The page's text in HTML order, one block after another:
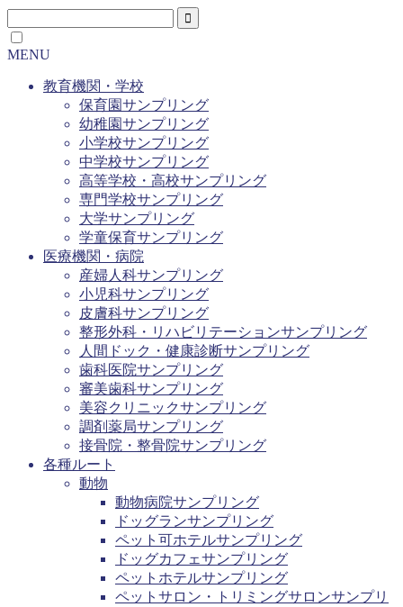
MENU
教育機関・学校
保育園サンプリング
幼稚園サンプリング
小学校サンプリング
中学校サンプリング
高等学校・高校サンプリング
専門学校サンプリング
大学サンプリング
学童保育サンプリング
医療機関・病院
産婦人科サンプリング
小児科サンプリング
皮膚科サンプリング
整形外科・リハビリテーションサンプリング
人間ドック・健康診断サンプリング
歯科医院サンプリング
審美歯科サンプリング
美容クリニックサンプリング
調剤薬局サンプリング
接骨院・整骨院サンプリング
各種ルート
動物
動物病院サンプリング
ドッグランサンプリング
ペット可ホテルサンプリング
ドッグカフェサンプリング
ペットホテルサンプリング
ペットサロン・トリミングサロンサンプリ